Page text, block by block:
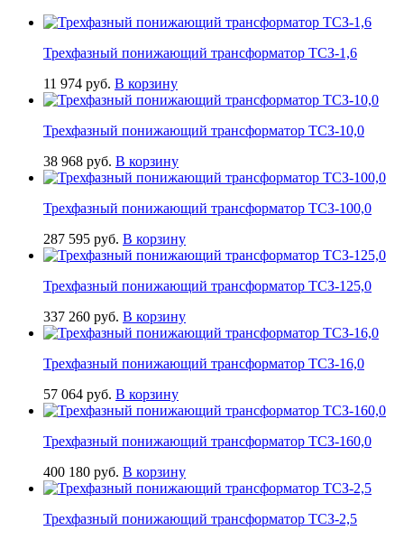
Трехфазный понижающий трансформатор ТСЗ-1,6
11 974 руб. В корзину
Трехфазный понижающий трансформатор ТСЗ-10,0
38 968 руб. В корзину
Трехфазный понижающий трансформатор ТСЗ-100,0
287 595 руб. В корзину
Трехфазный понижающий трансформатор ТСЗ-125,0
337 260 руб. В корзину
Трехфазный понижающий трансформатор ТСЗ-16,0
57 064 руб. В корзину
Трехфазный понижающий трансформатор ТСЗ-160,0
400 180 руб. В корзину
Трехфазный понижающий трансформатор ТСЗ-2,5